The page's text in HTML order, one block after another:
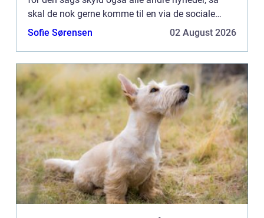
skal de nok gerne komme til en via de sociale
medier eller andet, end at man behøver at opsøge
Sofie Sørensen 02 August 2026